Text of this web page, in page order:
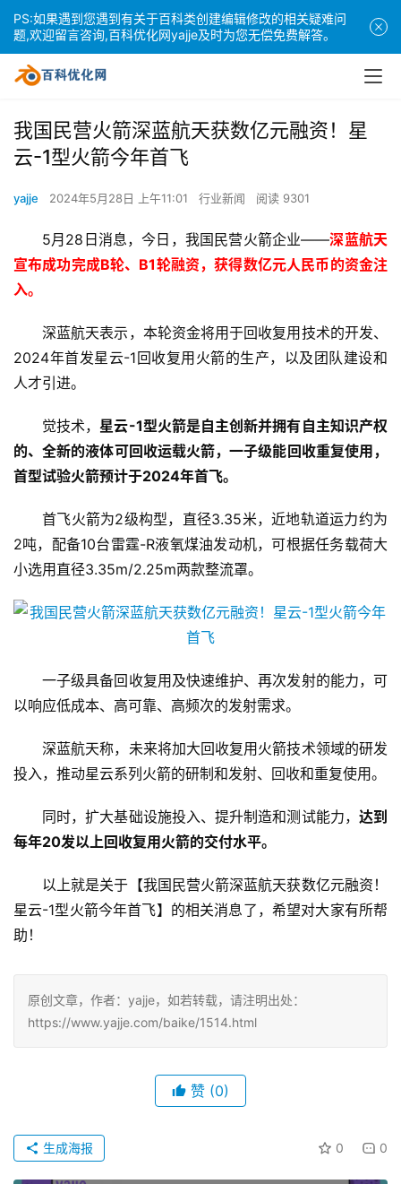
我国民营火箭深蓝航天获数亿元融资！星
云-1型火箭今年首飞
yajje 2024年5月28日 上午11:01 行业新闻 阅读 9301
5月28日消息，今日，我国民营火箭企业——深蓝航天
宣布成功完成B轮、B1轮融资，获得数亿元人民币的资金注
入。
深蓝航天表示，本轮资金将用于回收复用技术的开发、
2024年首发星云-1回收复用火箭的生产，以及团队建设和
人才引进。
觉技术，星云-1型火箭是自主创新并拥有自主知识产权
的、全新的液体可回收运载火箭，一子级能回收重复使用，
首型试验火箭预计于2024年首飞。
首飞火箭为2级构型，直径3.35米，近地轨道运力约为
2吨，配备10台雷霆-R液氧煤油发动机，可根据任务载荷大
小选用直径3.35m/2.25m两款整流罩。
一子级具备回收复用及快速维护、再次发射的能力，可
以响应低成本、高可靠、高频次的发射需求。
深蓝航天称，未来将加大回收复用火箭技术领域的研发
投入，推动星云系列火箭的研制和发射、回收和重复使用。
同时，扩大基础设施投入、提升制造和测试能力， 达到
每年20发以上回收复用火箭的交付水平。
以上就是关于【我国民营火箭深蓝航天获数亿元融资！
星云-1型火箭今年首飞】的相关消息了，希望对大家有所帮
助！
原创文章，作者：yajje，如若转载，请注明出处：
https://www.yajje.com/baike/1514.html
赞 (0)
0 0
生成海报
PS:如果遇到您遇到有关于百科类创建编辑修改的相关疑难问
题,欢迎留言咨询,百科优化网yajje及时为您无偿免费解答。